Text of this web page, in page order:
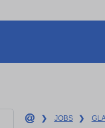
❯ JOBS ❯